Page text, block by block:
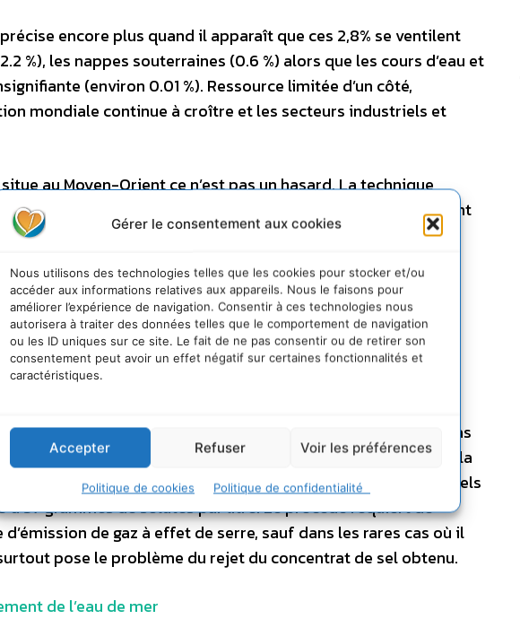
Gérer le consentement aux cookies
Nous utilisons des technologies telles que les cookies pour stocker et/ou
accéder aux informations relatives aux appareils. Nous le faisons pour
améliorer l’expérience de navigation. Consentir à ces technologies nous
autorisera à traiter des données telles que le comportement de navigation
ou les ID uniques sur ce site. Le fait de ne pas consentir ou de retirer son
consentement peut avoir un effet négatif sur certaines fonctionnalités et
caractéristiques.
Accepter Refuser Voir les préférences
Politique de cookies Politique de confidentialité
encore plus quand il apparaît que ces 2,8% se ventilent
%), les nappes souterraines (0.6 %) alors que les cours d’eau et
(environ 0.01 %). Ressource limitée d’un côté,
mondiale continue à croître et les secteurs industriels et
au Moyen-Orient ce n’est pas un hasard. La technique
ce qui implique un coût que seuls des pays riches peuvent
un problème qui touche plus d’un milliard d’individus, une
contraintes en recourant à une technologie polluante.
évoluent vite. Les techniques dites thermiques (par
années la principale technologie employée. L’osmose
à la faible consommation électrique (4 à 5 kWh/m³) atteint
1 et 2 dollars. Effet pervers et non des moindres, dans le cas
le dessalement d’eau de mer serait moins onéreux que la
Comme le nom l’indique, « dessaler » consiste à retirer les sels
à 37 grammes de solutés par litre. Le procédé requiert de
de gaz à effet de serre, sauf dans les rares cas où il
pose le problème du rejet du concentrat de sel obtenu.
de l’eau de mer